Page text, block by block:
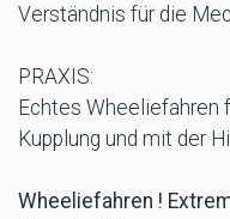
Verständnis für die
PRAXIS:
Echtes Wheeliefahren
Kupplung und mit der
Wheeliefahren !